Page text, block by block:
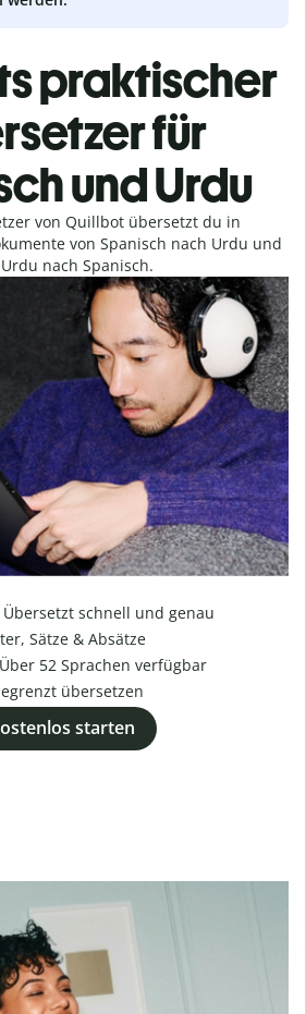
praktischer
für
und Urdu
von Quillbot übersetzt du in
von Spanisch nach Urdu und
nach Spanisch.
Übersetzt schnell und genau
Sätze & Absätze
Über 52 Sprachen verfügbar
übersetzen
starten